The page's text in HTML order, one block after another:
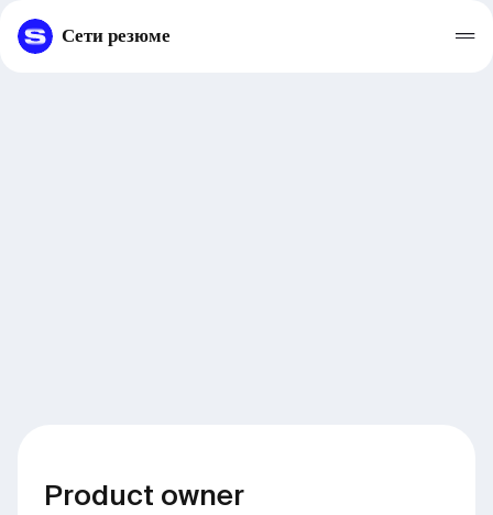
Сети резюме
Product owner